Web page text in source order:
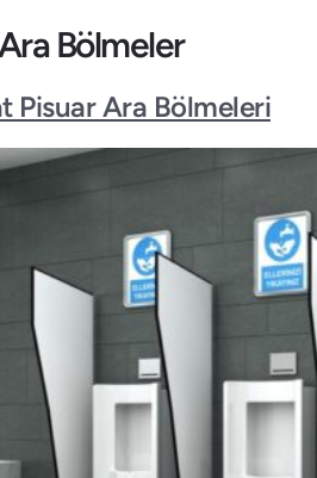
Bölmeler
Pisuar Ara Bölmeleri